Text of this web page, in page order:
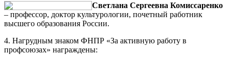
Светлана Сергеевна Комиссаренко
– профессор, доктор культурологии, почетный работник
высшего образования России.
4. Нагрудным знаком ФНПР «За активную работу в
профсоюзах» награждены: